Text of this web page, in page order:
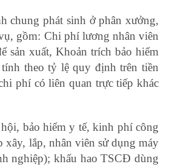
chung phát sinh ở phân xưởng,
gồm: Chi phí lương nhân viên
sản xuất, Khoản trích bảo hiểm
theo tỷ lệ quy định trên tiền
phí có liên quan trực tiếp khác
bảo hiểm y tế, kinh phí công
xây, lắp, nhân viên sử dụng máy
nghiệp); khấu hao TSCĐ dùng